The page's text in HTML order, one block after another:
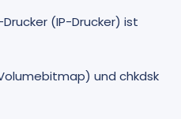
(IP-Drucker) ist
und chkdsk